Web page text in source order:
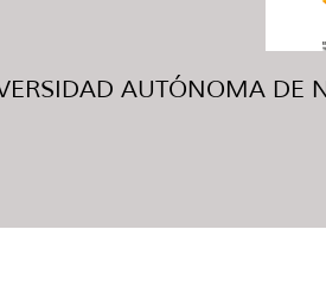
AUTÓNOMA DE